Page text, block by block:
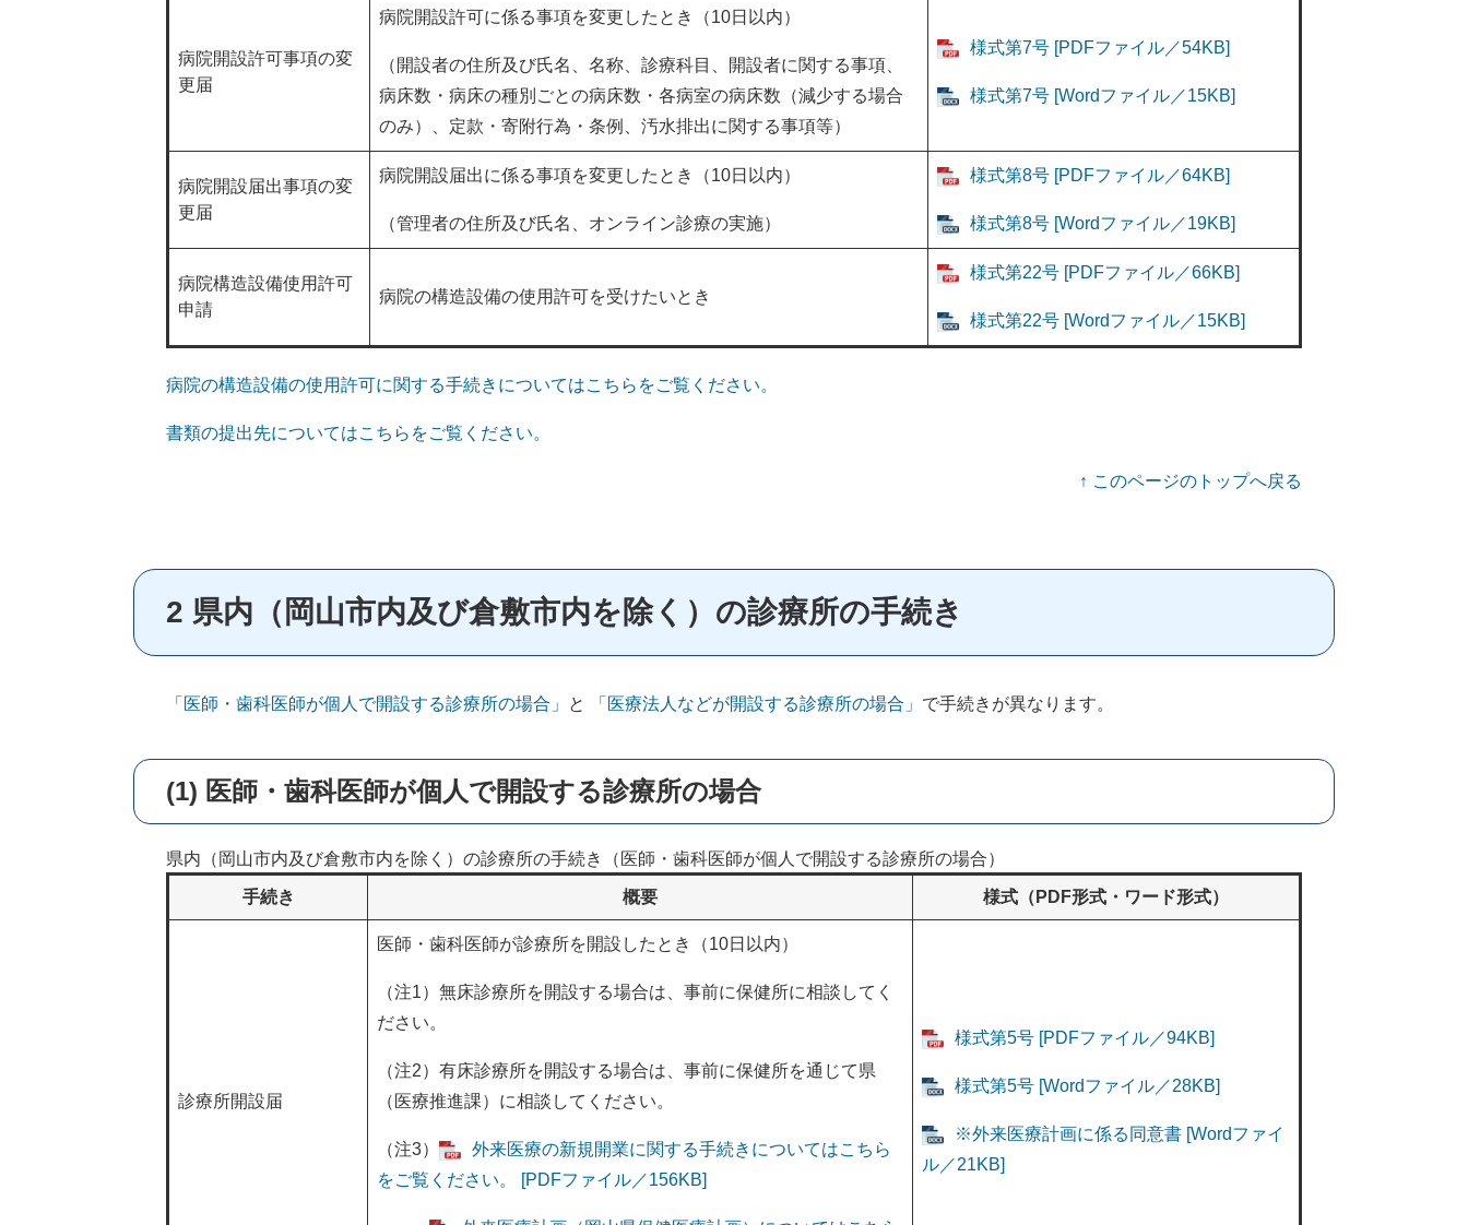
病院開設許可事項の変
更届
病院開設許可に係る事項を変更したとき（10日以内）
（開設者の住所及び氏名、名称、診療科目、開設者に関する事項、
病床数・病床の種別ごとの病床数・各病室の病床数（減少する場合
のみ）、定款・寄附行為・条例、汚水排出に関する事項等）
様式第7号 [PDFファイル／54KB]
様式第7号 [Wordファイル／15KB]
病院開設届出事項の変
更届
病院開設届出に係る事項を変更したとき（10日以内）
（管理者の住所及び氏名、オンライン診療の実施）
様式第8号 [PDFファイル／64KB]
様式第8号 [Wordファイル／19KB]
病院構造設備使用許可
申請
病院の構造設備の使用許可を受けたいとき
様式第22号 [PDFファイル／66KB]
様式第22号 [Wordファイル／15KB]
病院の構造設備の使用許可に関する手続きについてはこちらをご覧ください。
書類の提出先についてはこちらをご覧ください。
↑ このページのトップへ戻る
2 県内（岡山市内及び倉敷市内を除く）の診療所の手続き
「医師・歯科医師が個人で開設する診療所の場合」 と 「医療法人などが開設する診療所の場合」 で手続きが異なります。
(1) 医師・歯科医師が個人で開設する診療所の場合
県内（岡山市内及び倉敷市内を除く）の診療所の手続き（医師・歯科医師が個人で開設する診療所の場合）
手続き 概要 様式（PDF形式・ワード形式）
診療所開設届
医師・歯科医師が診療所を開設したとき（10日以内）
（注1）無床診療所を開設する場合は、事前に保健所に相談してく
ださい。
（注2）有床診療所を開設する場合は、事前に保健所を通じて県
（医療推進課）に相談してください。
（注3）
外来医療の新規開業に関する手続きについてはこちら
をご覧ください。 [PDFファイル／156KB]
様式第5号 [PDFファイル／94KB]
様式第5号 [Wordファイル／28KB]
※外来医療計画に係る同意書 [Wordファイ
ル／21KB]